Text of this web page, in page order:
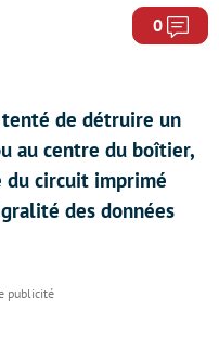
0
de détruire un
au centre du boîtier,
du circuit imprimé
des données